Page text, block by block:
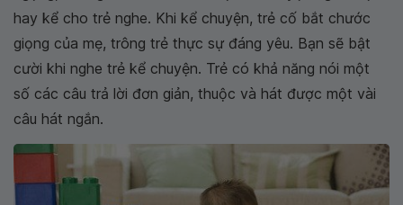
hay kể cho trẻ nghe. Khi kể chuyện, trẻ cố bắt chước
giọng của mẹ, trông trẻ thực sự đáng yêu. Bạn sẽ bật
cười khi nghe trẻ kể chuyện. Trẻ có khả năng nói một
số các câu trả lời đơn giản, thuộc và hát được một vài
câu hát ngắn.